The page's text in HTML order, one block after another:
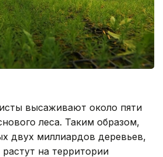
высаживают около пяти
леса. Таким образом,
двух миллиардов деревьев,
на территории